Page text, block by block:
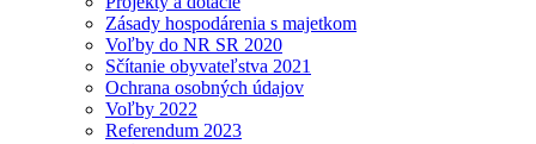
Zásady hospodárenia s majetkom
Voľby do NR SR 2020
Sčítanie obyvateľstva 2021
Ochrana osobných údajov
Voľby 2022
Referendum 2023